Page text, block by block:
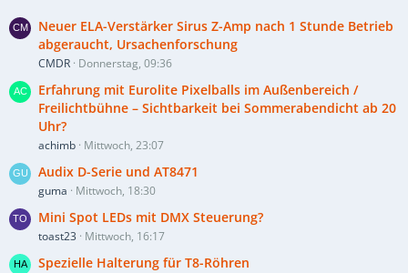
Neuer ELA-Verstärker Sirus Z-Amp nach 1 Stunde Betrieb
abgeraucht, Ursachenforschung
CMDR Donnerstag, 09:36
Erfahrung mit Eurolite Pixelballs im Außenbereich /
Freilichtbühne – Sichtbarkeit bei Sommerabendicht ab 20
Uhr?
achimb Mittwoch, 23:07
Audix D-Serie und AT8471
guma Mittwoch, 18:30
Mini Spot LEDs mit DMX Steuerung?
toast23 Mittwoch, 16:17
Spezielle Halterung für T8-Röhren